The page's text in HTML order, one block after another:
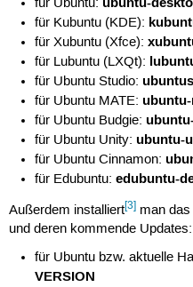
für Ubuntu:
für Kubuntu (KDE):
für Xubuntu (Xfce):
für Lubuntu (LXQt):
für Ubuntu Studio:
für Ubuntu MATE:
für Ubuntu Budgie:
für Ubuntu Unity: ubuntu-
für Ubuntu Cinnamon:
für Edubuntu:edubuntu-
Außerdem installiert[3]man das
und deren kommende Updates:
für Ubuntu bzw. aktuelle
VERSION